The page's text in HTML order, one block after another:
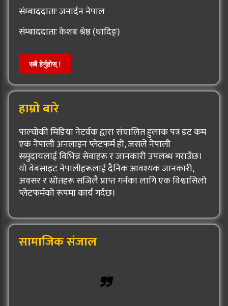
संम्बाददाताः जनार्दन नेपाल
संम्बाददाताः केशब श्रेष्ठ (धादिङ्)
सबै हेर्नुहोस् !
हाम्रो बारे
पाल्चोकी मिडिया नेटर्वक द्वारा संचालित हुलाक पत्र डट कम
एक नेपाली अनलाइन प्लेटफर्म हो, जसले नेपाली
समुदायलाई विभिन्न सेवाहरू र जानकारी उपलब्ध गराउँछ।
यो वेबसाइट नेपालीहरूलाई दैनिक आवश्यक जानकारी,
अवसर र स्रोतहरू सजिलै प्राप्त गर्नका लागि एक विश्वासिलो
प्लेटफर्मको रूपमा कार्य गर्दछ।
सामाजिक संजाल